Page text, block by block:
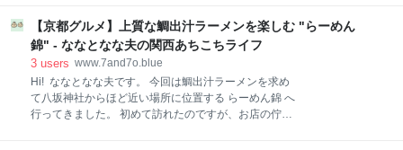
動します。 ネタを販売されているお店の方にご飯を渡
し、好きなネタを言って海鮮丼を作ってもらうという
流れです。
みの販売、今後はカフェとして店内営業を目指されて
いるそうです。 アクセス方法 今回注文したもの レザ
ンコース (乾杯ドリンク付き) ¥4,000 前菜盛り合わせ
魚介類のカルパッチョ 本日のスープ メイン料理 四万
十ダバダ栗豚 肩ロースステーキ 大山鶏モモ肉のオー
ブン焼き デザート盛り合わせ アクセス方法 住所：
【京都グルメ】上質な鯛出汁ラーメンを楽しむ "らーめん
錦" - ななとなな夫の関西あちこちライフ
3 users www.7and7o.blue
Hi! ななとなな夫です。 今回は鯛出汁ラーメンを求め
て八坂神社からほど近い場所に位置する らーめん錦 へ
行ってきました。 初めて訪れたのですが、お店の佇ま